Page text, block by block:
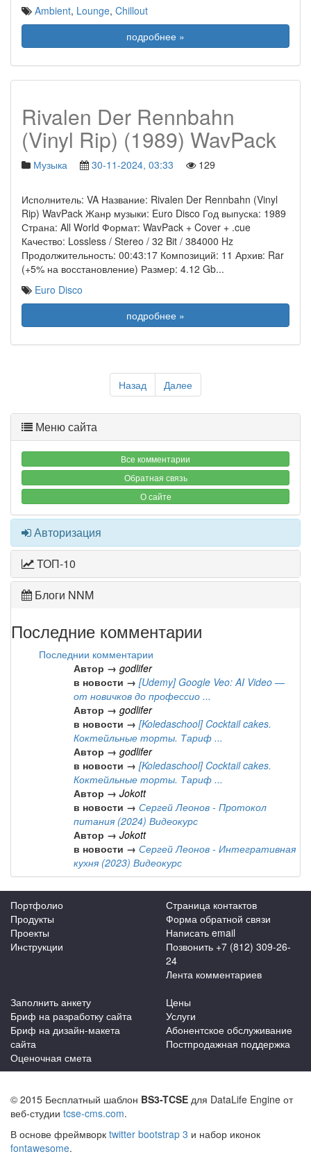
Ambient, Lounge, Chillout
подробнее »
Rivalen Der Rennbahn
(Vinyl Rip) (1989) WavPack
Музыка 30-11-2024, 03:33 129
Исполнитель: VA Название: Rivalen Der Rennbahn (Vinyl
Rip) WavPack Жанр музыки: Euro Disco Год выпуска: 1989
Страна: All World Формат: WavPack + Cover + .cue
Качество: Lossless / Stereo / 32 Bit / 384000 Hz
Продолжительность: 00:43:17 Композиций: 11 Архив: Rar
(+5% на восстановление) Размер: 4.12 Gb...
Euro Disco
подробнее »
Назад Далее
Меню сайта
Все комментарии
Обратная связь
О сайте
Авторизация
ТОП-10
Блоги NNM
Последние комментарии
Последнии комментарии
Автор → godlifer
в новости → [Udemy] Google Veo: AI Video —
от новичков до профессио ...
Автор → godlifer
в новости → [Koledaschool] Cocktail cakes.
Коктейльные торты. Тариф ...
Автор → godlifer
в новости → [Koledaschool] Cocktail cakes.
Коктейльные торты. Тариф ...
Автор → Jokott
в новости → Сергей Леонов - Протокол
питания (2024) Видеокурс
Автор → Jokott
в новости → Сергей Леонов - Интегративная
кухня (2023) Видеокурс
Портфолио
Продукты
Проекты
Инструкции
Страница контактов
Форма обратной связи
Написать email
Позвонить +7 (812) 309-26-
24
Лента комментариев
Заполнить анкету
Бриф на разработку сайта
Бриф на дизайн-макета
сайта
Оценочная смета
Цены
Услуги
Абонентское обслуживание
Постпродажная поддержка
© 2015 Бесплатный шаблон BS3-TCSE для DataLife Engine от
веб-студии tcse-cms.com.
В основе фреймворк twitter bootstrap 3 и набор иконок
fontawesome.